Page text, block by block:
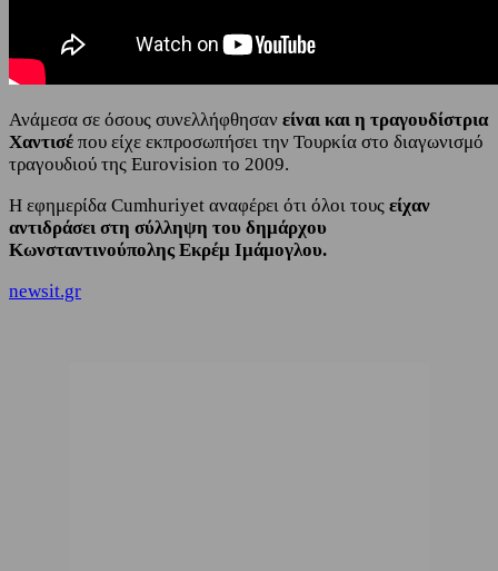
Ανάμεσα σε όσους συνελλήφθησαν είναι και η τραγουδίστρια
Χαντισέ που είχε εκπροσωπήσει την Τουρκία στο διαγωνισμό
τραγουδιού της Eurovision το 2009.
Η εφημερίδα Cumhuriyet αναφέρει ότι όλοι τους είχαν
αντιδράσει στη σύλληψη του δημάρχου
Κωνσταντινούπολης Εκρέμ Ιμάμογλου.
newsit.gr